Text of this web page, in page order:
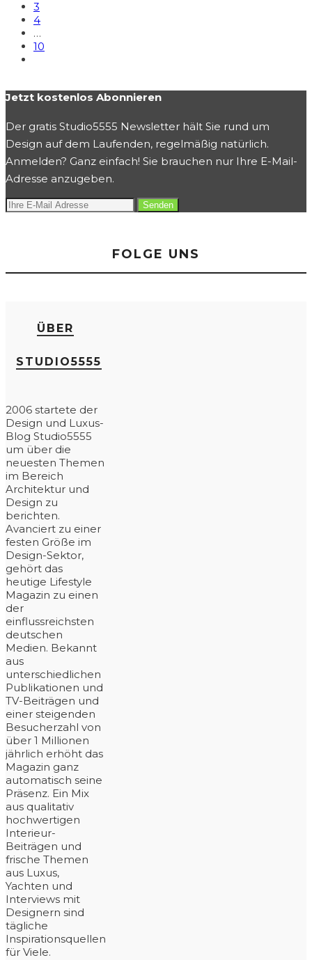
3
4
…
10
Jetzt kostenlos Abonnieren
Der gratis Studio5555 Newsletter hält Sie rund um
Design auf dem Laufenden, regelmäßig natürlich.
Anmelden? Ganz einfach! Sie brauchen nur Ihre E-Mail-
Adresse anzugeben.
FOLGE UNS
ÜBER
STUDIO5555
2006 startete der
Design und Luxus-
Blog Studio5555
um über die
neuesten Themen
im Bereich
Architektur und
Design zu
berichten.
Avanciert zu einer
festen Größe im
Design-Sektor,
gehört das
heutige Lifestyle
Magazin zu einen
der
einflussreichsten
deutschen
Medien. Bekannt
aus
unterschiedlichen
Publikationen und
TV-Beiträgen und
einer steigenden
Besucherzahl von
über 1 Millionen
jährlich erhöht das
Magazin ganz
automatisch seine
Präsenz. Ein Mix
aus qualitativ
hochwertigen
Interieur-
Beiträgen und
frische Themen
aus Luxus,
Yachten und
Interviews mit
Designern sind
tägliche
Inspirationsquellen
für Viele.